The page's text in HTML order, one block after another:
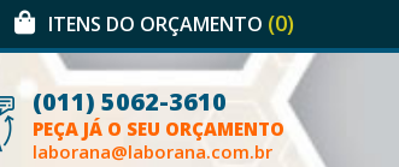
ITENS DO ORÇAMENTO (0)
(011) 5062-3610
PEÇA JÁ O SEU ORÇAMENTO
laborana@laborana.com.br